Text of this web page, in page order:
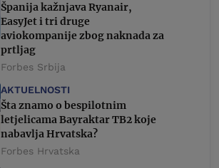
Španija kažnjava Ryanair,
EasyJet i tri druge
aviokompanije zbog naknada za
prtljag
Forbes Srbija
AKTUELNOSTI
Šta znamo o bespilotnim
letjelicama Bayraktar TB2 koje
nabavlja Hrvatska?
Forbes Hrvatska